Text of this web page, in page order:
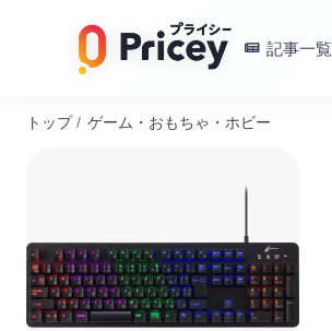
記事一覧
トップ / ゲーム・おもちゃ・ホビー